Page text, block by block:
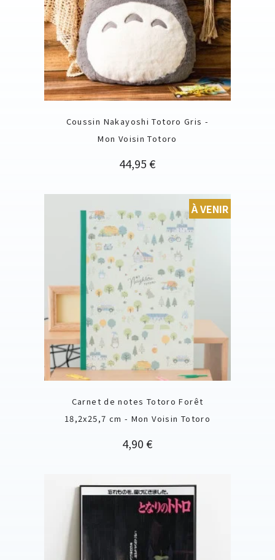
Coussin Nakayoshi Totoro Gris -
Mon Voisin Totoro
Prix
44,95 €
Carnet de notes Totoro Forêt
18,2x25,7 cm - Mon Voisin Totoro
Prix
4,90 €
À VENIR